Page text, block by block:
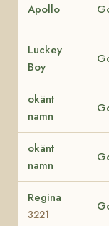
Apollo
Luckey
Boy
okänt
namn
okänt
namn
Regina
3221